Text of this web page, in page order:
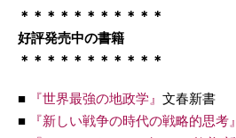
＊＊＊＊＊＊＊＊＊＊＊
好評発売中の書籍
＊＊＊＊＊＊＊＊＊＊＊
■ 『世界最強の地政学』 文春新書
■
『新しい戦争の時代の戦略的思考』